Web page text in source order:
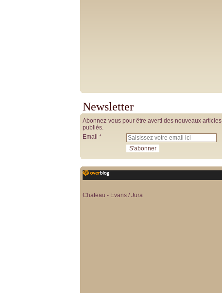
Newsletter
Abonnez-vous pour être averti des nouveaux articles
publiés.
Email
Chateau - Evans / Jura